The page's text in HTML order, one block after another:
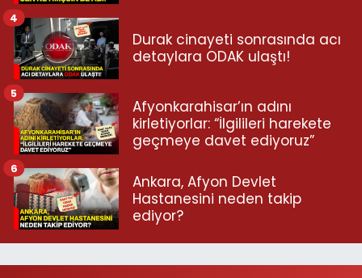
Durak cinayeti sonrasında acı
detaylara ODAK ulaştı!
4
Afyonkarahisar’ın adını
kirletiyorlar: “İlgilileri harekete
geçmeye davet ediyoruz”
5
Ankara, Afyon Devlet
Hastanesini neden takip
ediyor?
6